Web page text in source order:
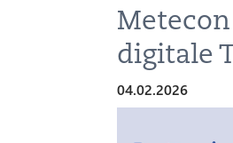
digitale
04.02.2026